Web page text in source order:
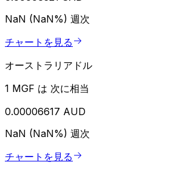
NaN (NaN%) 週次
チャートを見る
オーストラリアドル
1 MGF は 次に相当
0.00006617 AUD
NaN (NaN%) 週次
チャートを見る